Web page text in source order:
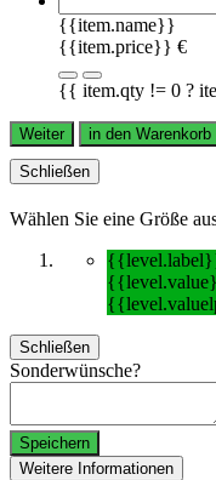
{{item.name}}
{{item.price}} €
{{ item.qty != 0 ?
Weiter in den Warenkorb
Schließen
Wählen Sie eine Größe
Schließen
Sonderwünsche?
Speichern
Weitere Informationen